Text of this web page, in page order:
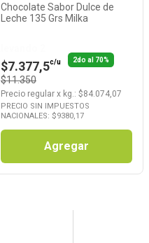
Chocolate Sabor Dulce de
Leche 135 Grs Milka
$7.377,5c/u 2do al 70%
$11.350
Precio regular x kg.: $84.074,07
PRECIO SIN IMPUESTOS
NACIONALES: $9380,17
Agregar